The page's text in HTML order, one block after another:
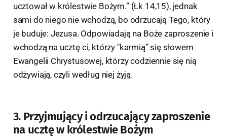
ucztował w królestwie Bożym.” (Łk 14,15), jednak
sami do niego nie wchodzą, bo odrzucają Tego, który
je buduje: Jezusa. Odpowiadają na Boże zaproszenie i
wchodzą na ucztę ci, którzy "karmią” się słowem
Ewangelii Chrystusowej, którzy codziennie się nią
odżywiają, czyli według niej żyją.
3. Przyjmujący i odrzucający zaproszenie
na ucztę w królestwie Bożym